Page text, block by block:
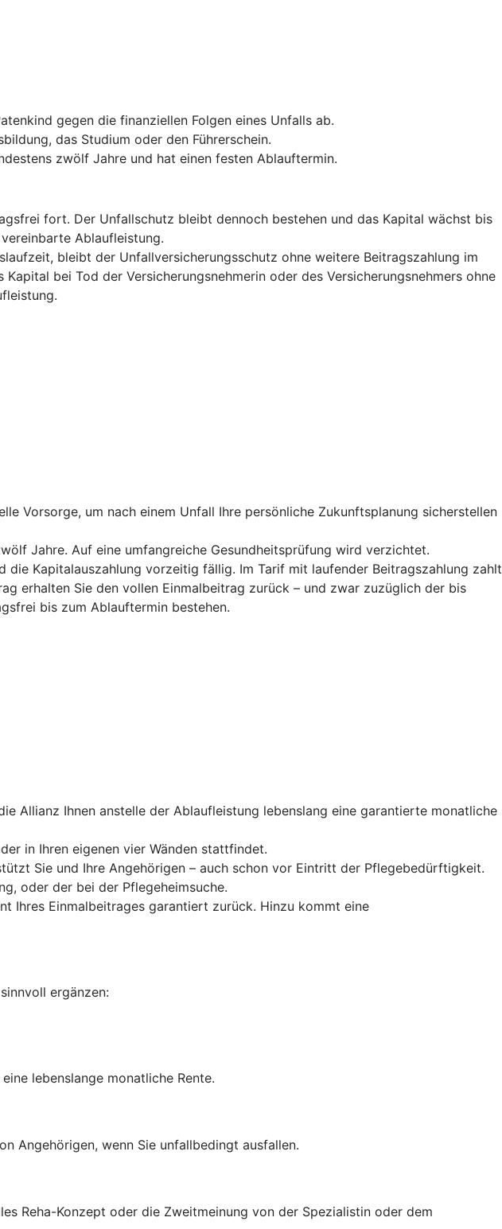
gegen die finanziellen Folgen eines Unfalls ab.
das Studium oder den Führerschein.
zwölf Jahre und hat einen festen Ablauftermin.
fort. Der Unfallschutz bleibt dennoch bestehen und das Kapital wächst bis
Ablaufleistung.
bleibt der Unfallversicherungsschutz ohne weitere Beitragszahlung im
bei Tod der Versicherungsnehmerin oder des Versicherungsnehmers ohne
Vorsorge, um nach einem Unfall Ihre persönliche Zukunftsplanung sicherstellen
Jahre. Auf eine umfangreiche Gesundheitsprüfung wird verzichtet.
Kapitalauszahlung vorzeitig fällig. Im Tarif mit laufender Beitragszahlung zahlt
erhalten Sie den vollen Einmalbeitrag zurück – und zwar zuzüglich der bis
bis zum Ablauftermin bestehen.
Allianz Ihnen anstelle der Ablaufleistung lebenslang eine garantierte monatliche
in Ihren eigenen vier Wänden stattfindet.
Sie und Ihre Angehörigen – auch schon vor Eintritt der Pflegebedürftigkeit.
oder der bei der Pflegeheimsuche.
Ihres Einmalbeitrages garantiert zurück. Hinzu kommt eine
ergänzen:
lebenslange monatliche Rente.
Angehörigen, wenn Sie unfallbedingt ausfallen.
Reha-Konzept oder die Zweitmeinung von der Spezialistin oder dem